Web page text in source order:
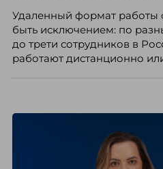
Удаленный формат работы
быть исключением: по
до трети сотрудников в
работают дистанционно
расстоянии она требует
проектирования — иначе
потерять новичка в первые